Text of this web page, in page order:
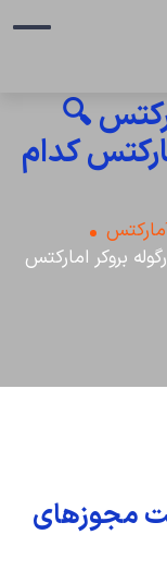
🔍
کدام
بروکر امارکتس
مجوزهای